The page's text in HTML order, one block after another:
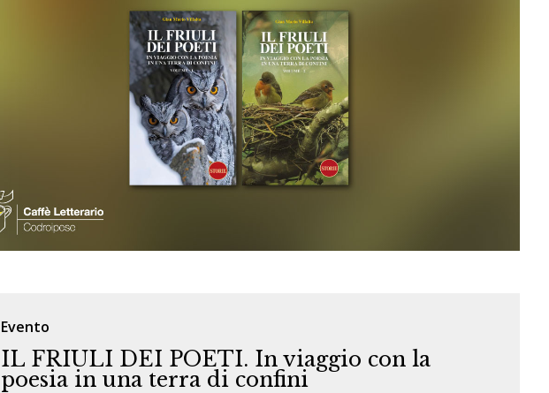
Evento
IL FRIULI DEI POETI. In viaggio con la
poesia in una terra di confini